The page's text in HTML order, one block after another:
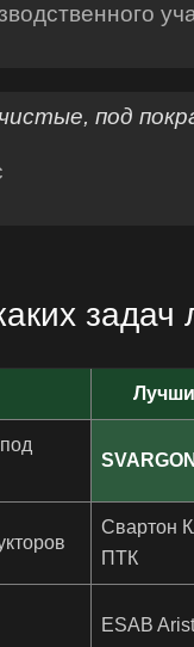
под
задач
Свартон
ПТК
ESAB